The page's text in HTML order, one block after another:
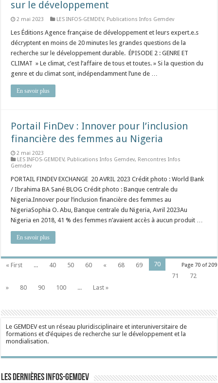
sur le développement
2 mai 2023 LES INFOS-GEMDEV, Publications Infos Gemdev
Les Éditions Agence française de développement et leurs expert.e.s
décryptent en moins de 20 minutes les grandes questions de la
recherche sur le développement durable. ÉPISODE 2 : GENRE ET
CLIMAT » Le climat, c’est l’affaire de tous et toutes. » Si la question du
genre et du climat sont, indépendamment l’une de …
En savoir plus
Portail FinDev : Innover pour l’inclusion
financière des femmes au Nigeria
2 mai 2023
LES INFOS-GEMDEV, Publications Infos Gemdev, Rencontres Infos
Gemdev
PORTAIL FINDEV EXCHANGE 20 AVRIL 2023 Crédit photo : World Bank
/ Ibrahima BA Sané BLOG Crédit photo : Banque centrale du
Nigeria.Innover pour l’inclusion financière des femmes au
NigeriaSophia O. Abu, Banque centrale du Nigeria, Avril 2023Au
Nigeria en 2018, 41 % des femmes n’avaient accès à aucun produit …
En savoir plus
Page 70 of 209
« First ... 40 50 60 « 68 69
70
71
72
»
80 90 100 ... Last »
Le GEMDEV est un réseau pluridisciplinaire et interuniversitaire de
formations et d’équipes de recherche sur le développement et la
mondialisation.
Les dernières Infos-Gemdev